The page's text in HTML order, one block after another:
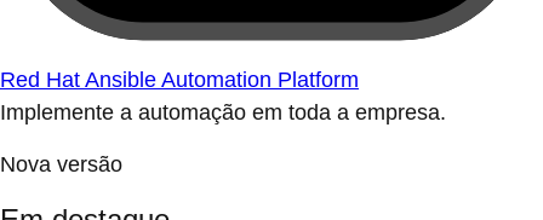
Red Hat Ansible Automation Platform
Implemente a automação em toda a empresa.
Nova versão